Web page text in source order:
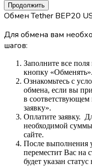
Обмен Tether BEP20
Для обмена вам
шагов:
Заполните все
кнопку «Обменять».
Ознакомьтесь с
обмена, если вы
в
заявку».
Оплатите заявку.
необходимой
сайте.
После выполнения
переместит Вас на
будет указан